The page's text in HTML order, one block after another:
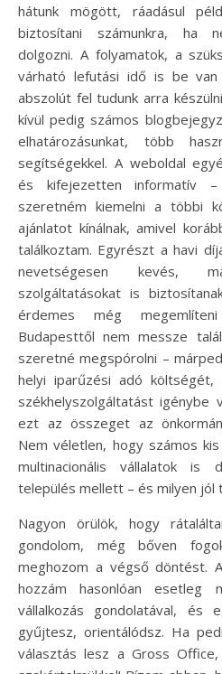
hátunk mögött, ráadásul
biztosítani számunkra, ha
dolgozni. A folyamatok, a
várható lefutási idő is be
abszolút fel tudunk arra
kívül pedig számos
elhatározásunkat, több
segítségekkel. A weboldal
és kifejezetten informatív –
szeretném kiemelni a többi
ajánlatot kínálnak, amivel
találkoztam. Egyrészt a havi
nevetségesen kevés,
szolgáltatásokat is
érdemes még
Budapesttől nem messze
szeretné megspórolni –
helyi iparűzési adó költségét,
székhelyszolgáltatást igénybe
ezt az összeget az
Nem véletlen, hogy számos
multinacionális vállalatok is
település mellett – és milyen jól
Nagyon örülök, hogy
gondolom, még bőven
meghozom a végső döntést.
hozzám hasonlóan esetleg
vállalkozás gondolatával, és
gyűjtesz, orientálódsz. Ha
választás lesz a Gross